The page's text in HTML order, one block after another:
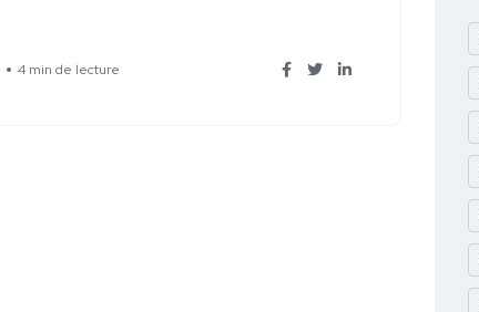
4 min de lecture